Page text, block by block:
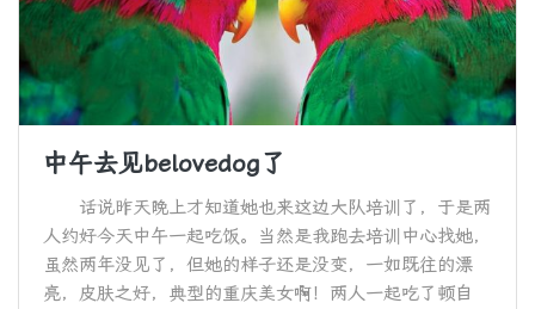
中午去见belovedog了
话说昨天晚上才知道她也来这边大队培训了，于是两
人约好今天中午一起吃饭。当然是我跑去培训中心找她，
虽然两年没见了，但她的样子还是没变，一如既往的漂
亮，皮肤之好，典型的重庆美女啊！两人一起吃了顿自